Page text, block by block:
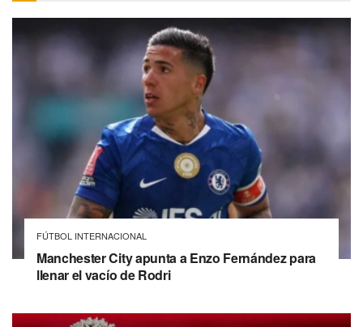
FÚTBOL INTERNACIONAL
Manchester City apunta a Enzo Fernández para
llenar el vacío de Rodri